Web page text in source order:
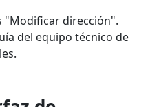
"Modificar dirección".
del equipo técnico de